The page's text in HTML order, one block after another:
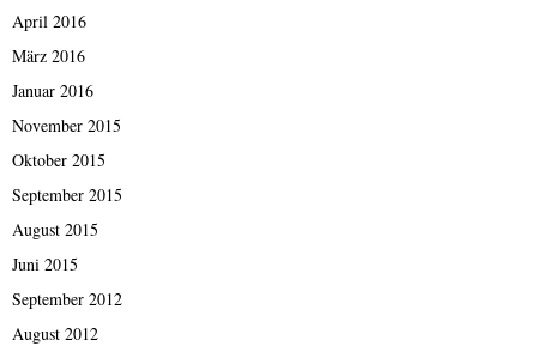
April 2016
März 2016
Januar 2016
November 2015
Oktober 2015
September 2015
August 2015
Juni 2015
September 2012
August 2012